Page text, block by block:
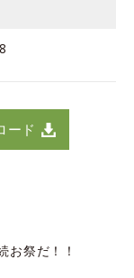
ード
お祭だ！！